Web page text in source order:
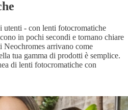
- con lenti fotocromatiche
in pochi secondi e tornano chiare
arrivano come
tua gamma di prodotti è semplice.
di lenti fotocromatiche con